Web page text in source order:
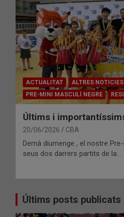
ACTUALITAT
ALTRES NOTICIES
PRE-MINI MASCULÍ NEGRE
Últims i
20/06/2026 CBA
Demà diumenge , el nostre
seus dos darrers partits de la…
Últims posts publicats